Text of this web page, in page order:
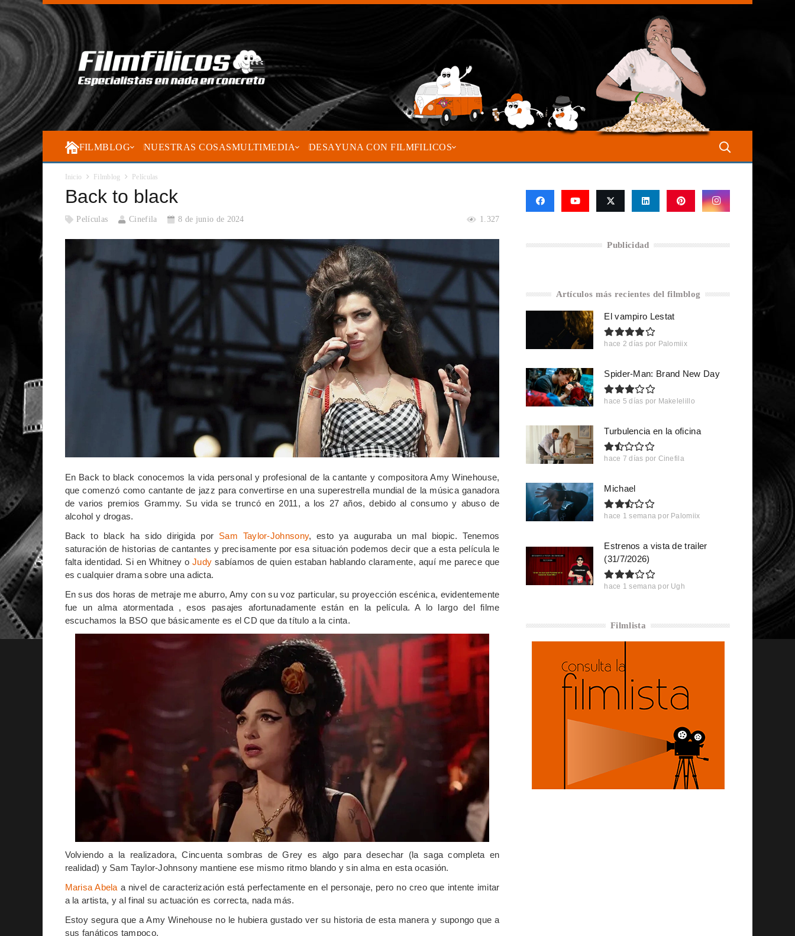
FILMBLOG NUESTRAS COSASMULTIMEDIA DESAYUNA CON FILMFILICOS
Inicio Filmblog Películas
Back to black
Películas Cinefila 8 de junio de 2024 1.327
En Back to black conocemos la vida personal y profesional de la cantante y compositora Amy Winehouse,
que comenzó como cantante de jazz para convertirse en una superestrella mundial de la música ganadora
de varios premios Grammy. Su vida se truncó en 2011, a los 27 años, debido al consumo y abuso de
alcohol y drogas.
Back to black ha sido dirigida por Sam Taylor-Johnsony, esto ya auguraba un mal biopic. Tenemos
saturación de historias de cantantes y precisamente por esa situación podemos decir que a esta película le
falta identidad. Si en Whitney oJudy sabíamos de quien estaban hablando claramente, aquí me parece que
es cualquier drama sobre una adicta.
En sus dos horas de metraje me aburro, Amy con su voz particular, su proyección escénica, evidentemente
fue un alma atormentada , esos pasajes afortunadamente están en la película. A lo largo del filme
escuchamos la BSO que básicamente es el CD que da título a la cinta.
Volviendo a la realizadora, Cincuenta sombras de Grey es algo para desechar (la saga completa en
realidad) y Sam Taylor-Johnsony mantiene ese mismo ritmo blando y sin alma en esta ocasión.
Marisa Abela a nivel de caracterización está perfectamente en el personaje, pero no creo que intente imitar
a la artista, y al final su actuación es correcta, nada más.
Estoy segura que a Amy Winehouse no le hubiera gustado ver su historia de esta manera y supongo que a
sus fanáticos tampoco.
Publicidad
Artículos más recientes del filmblog
El vampiro Lestat
hace 2 días por Palomiix
Spider-Man: Brand New Day
hace 5 días por Makelelillo
Turbulencia en la oficina
hace 7 días por Cinefila
Michael
hace 1 semana por Palomiix
Estrenos a vista de trailer
(31/7/2026)
hace 1 semana por Ugh
Filmlista